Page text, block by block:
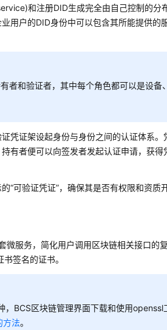
和注册DID生成完全由自己控制的分
用户的DID身份中可以包含其所能提供的
者和验证者，其中每个角色都可以是设备
凭证架设起身份与身份之间的认证体系
有者便可以向签发者发起认证申请，获
“可验证凭证”，确保其是否有权限和资质
微服务，简化用户调用区块链相关接口的
签名的证书。
，BCS区块链管理界面下载和使用openssl
方法。